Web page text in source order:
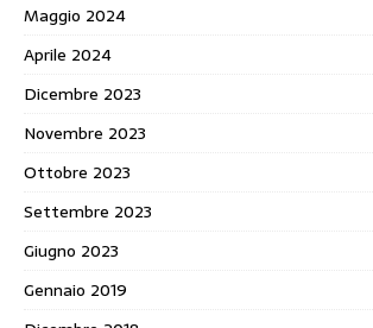
Maggio 2024
Aprile 2024
Dicembre 2023
Novembre 2023
Ottobre 2023
Settembre 2023
Giugno 2023
Gennaio 2019